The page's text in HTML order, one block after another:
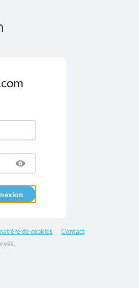
de cookies
Contact